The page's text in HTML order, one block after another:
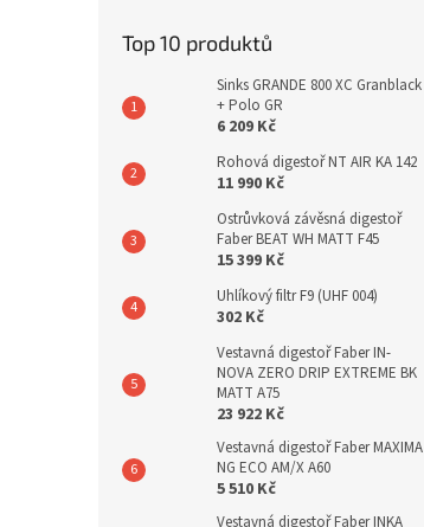
Top 10 produktů
Sinks GRANDE 800 XC Granblack
+ Polo GR
6 209 Kč
Rohová digestoř NT AIR KA 142
11 990 Kč
Ostrůvková závěsná digestoř
Faber BEAT WH MATT F45
15 399 Kč
Uhlíkový filtr F9 (UHF 004)
302 Kč
Vestavná digestoř Faber IN-
NOVA ZERO DRIP EXTREME BK
MATT A75
23 922 Kč
Vestavná digestoř Faber MAXIMA
NG ECO AM/X A60
5 510 Kč
Vestavná digestoř Faber INKA